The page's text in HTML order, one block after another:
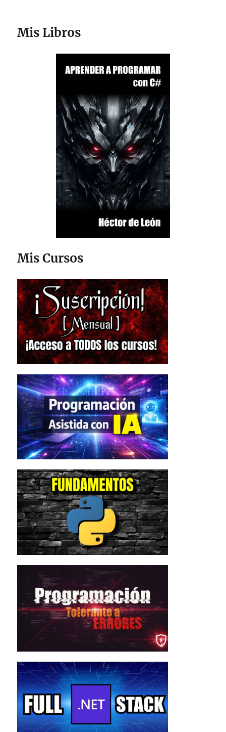
Mis Libros
Mis Cursos